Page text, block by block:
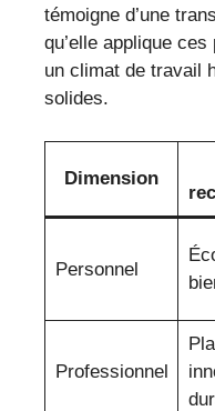
témoigne d’une
qu’elle applique
un climat de travail
solides.
Dimension
Personnel
Professionnel